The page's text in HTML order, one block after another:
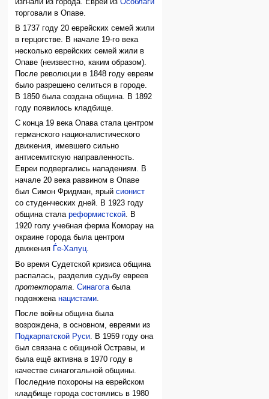
торговали в Опаве.
В 1737 году 20 еврейских семей жили
в герцогстве. В начале 19-го века
несколько еврейских семей жили в
Опаве (неизвестно, каким образом).
После революции в 1848 году евреям
было разрешено селиться в городе.
В 1850 была создана община. В 1892
году появилось кладбище.
С конца 19 века Опава стала центром
германского националистического
движения, имевшего сильно
антисемитскую направленность.
Евреи подвергались нападениям. В
начале 20 века раввином в Опаве
был Симон Фридман, ярыйсионист
со студенческих дней. В 1923 году
община сталареформистской. В
1920 голу учебная ферма Коморау на
окраине города была центром
движения
Ѓе-Халуц.
Во время Судетской кризиса община
распалась, разделив судьбу евреев
протектората .Синагога была
подожженанацистами
После войны община была
возрождена, в основном, евреями из
Подкарпатской Руси. В 1959 году она
был связана с общиной Остравы, и
была ещё активна в 1970 году в
качестве синагогальной общины.
Последние похороны на еврейском
кладбище города состоялись в 1980